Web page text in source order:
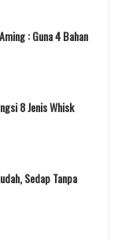
: Guna 4 Bahan
8 Jenis Whisk
Sedap Tanpa